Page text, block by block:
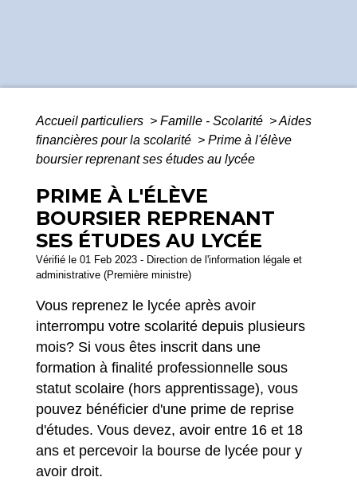
Accueil particuliers > Famille - Scolarité >Aides
financières pour la scolarité > Prime à l'élève
boursier reprenant ses études au lycée
PRIME À L'ÉLÈVE
BOURSIER REPRENANT
SES ÉTUDES AU LYCÉE
Vérifié le 01 Feb 2023 - Direction de l'information légale et
administrative (Première ministre)
Vous reprenez le lycée après avoir
interrompu votre scolarité depuis plusieurs
mois? Si vous êtes inscrit dans une
formation à finalité professionnelle sous
statut scolaire (hors apprentissage), vous
pouvez bénéficier d'une prime de reprise
d'études. Vous devez, avoir entre 16 et 18
ans et percevoir la bourse de lycée pour y
avoir droit.